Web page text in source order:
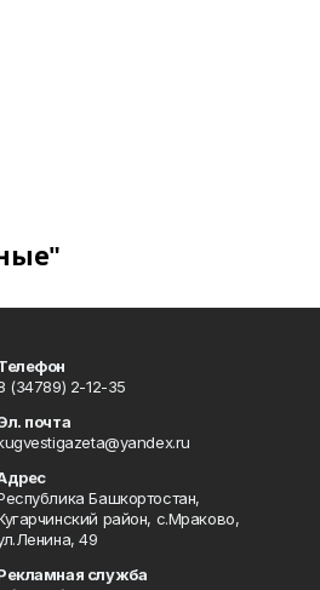
(34789) 2-12-35
почта
Башкортостан,
район, с.Мраково,
49
служба